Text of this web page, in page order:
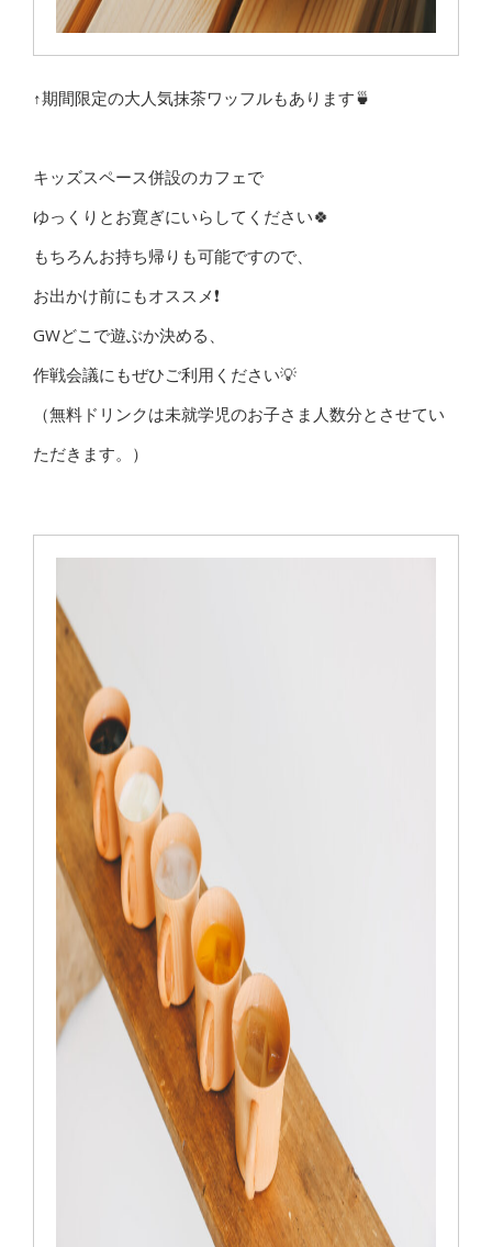
↑期間限定の大人気抹茶ワッフルもあります🍵
キッズスペース併設のカフェで
ゆっくりとお寛ぎにいらしてください🍀
もちろんお持ち帰りも可能ですので、
お出かけ前にもオススメ❗️
GWどこで遊ぶか決める、
作戦会議にもぜひご利用ください💡
（無料ドリンクは未就学児のお子さま人数分とさせてい
ただきます。）